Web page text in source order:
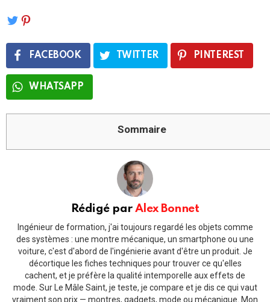
FACEBOOK TWITTER PINTEREST
WHATSAPP
Sommaire
Rédigé par Alex Bonnet
Ingénieur de formation, j'ai toujours regardé les objets comme
des systèmes : une montre mécanique, un smartphone ou une
voiture, c'est d'abord de l'ingénierie avant d'être un produit. Je
décortique les fiches techniques pour trouver ce qu'elles
cachent, et je préfère la qualité intemporelle aux effets de
mode. Sur Le Mâle Saint, je teste, je compare et je dis ce qui vaut
vraiment son prix — montres, gadgets, mode ou mécanique. Mon